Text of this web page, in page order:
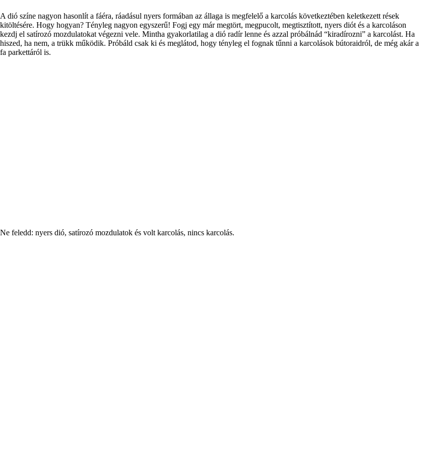
A dió színe nagyon hasonlít a fáéra, ráadásul nyers formában az állaga is megfelelő a karcolás következtében keletkezett rések
kitöltésére. Hogy hogyan? Tényleg nagyon egyszerű! Fogj egy már megtört, megpucolt, megtisztított, nyers diót és a karcoláson
kezdj el satírozó mozdulatokat végezni vele. Mintha gyakorlatilag a dió radír lenne és azzal próbálnád “kiradírozni” a karcolást. Ha
hiszed, ha nem, a trükk működik. Próbáld csak ki és meglátod, hogy tényleg el fognak tűnni a karcolások bútoraidról, de még akár a
fa parkettáról is.
Ne feledd: nyers dió, satírozó mozdulatok és volt karcolás, nincs karcolás.